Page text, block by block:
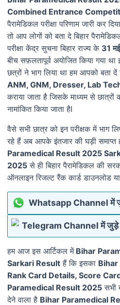
Combined Entrance
पैरामेडिकल परीक्षा परिणाम जारी कर
तो आप लोगों को बता दे बिहार
परीक्षा केंद्र सुचना बिहार राज्य के 31
बीच सफ़लतापूर्व अयोजित किया गया था
छत्रों ने भाग लिया था हम आपको बता दें
ANM, GNM, Dresser, Lab
कराया जाता है जिसके माध्यम से
नामांकित किया जाता हैI
वैसे सभी छात्र को इन परीक्षक में भाग
रहे हैं अब आपके इंतजार की घड़ी समाप्त
Paramedical Result 2025
2025 से ही बिहार पैरामेडिकल की
ऑनलाइन रिजल्ट रैंक कार्ड डाउनलोड
Whatsapp Channel में
Telegram Channel में जुड़े
हम आज इस आर्टिकल मेंBihar
Sarkari Result हैं कि इसका Bihar
Rank Card Details, Score
Paramedical Result 2025 सभी
देने वाला है Bihar Paramedical